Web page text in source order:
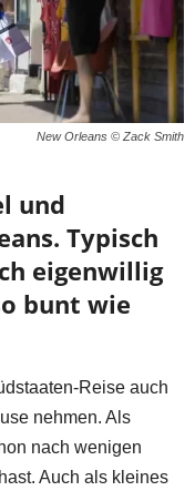
New Orleans © Zack Smith
und
Typisch
eigenwillig
bunt wie
Reise auch
nehmen. Als
nach wenigen
Auch als kleines